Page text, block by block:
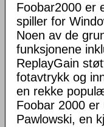
Foobar2000 er
spiller for
Noen av de
funksjonene
ReplayGain
fotavtrykk og
en rekke
Foobar 2000
Pawlowski, en